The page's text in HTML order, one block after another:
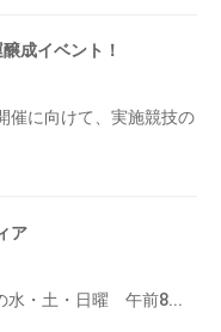
成イベント！
催に向けて、実施競技の
ア
水・土・日曜 午前8...